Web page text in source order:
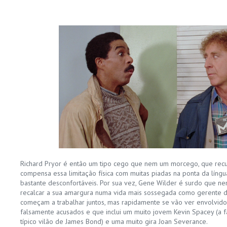
Richard Pryor é então um tipo cego que nem um morcego, que
compensa essa limitação física com muitas piadas na ponta da
bastante desconfortáveis. Por sua vez, Gene Wilder é surdo que
recalcar a sua amargura numa vida mais sossegada como gerente
começam a trabalhar juntos, mas rapidamente se vão ver
falsamente acusados e que inclui um muito jovem Kevin Spacey (a
típico vilão de James Bond) e uma muito gira Joan Severance.